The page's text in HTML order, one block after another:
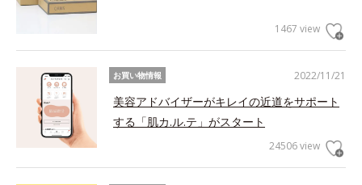
1467 view
2022/11/21
お買い物情報
美容アドバイザーがキレイの近道をサポート
する「肌カ.ル.テ」がスタート
24506 view